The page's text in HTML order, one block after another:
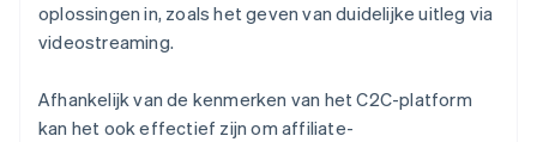
oplossingen in, zoals het geven van duidelijke uitleg via
videostreaming.
Afhankelijk van de kenmerken van het C2C-platform
kan het ook effectief zijn om affiliate-